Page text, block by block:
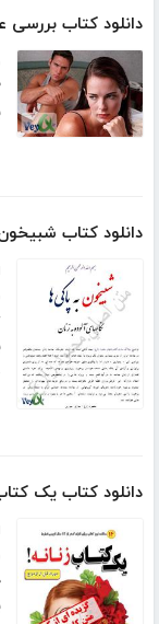
دانلود کتاب بررسی
دانلود کتاب
دانلود کتاب یک